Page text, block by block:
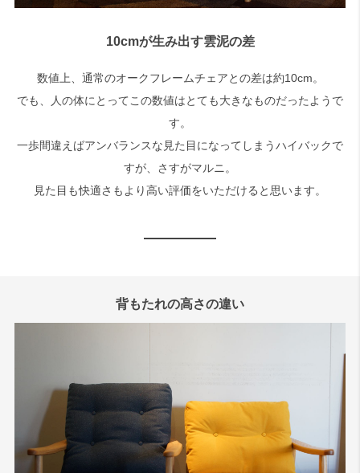
10cmが生み出す雲泥の差
数値上、通常のオークフレームチェアとの差は約10cm。
でも、人の体にとってこの数値はとても大きなものだったようで
す。
一歩間違えばアンバランスな見た目になってしまうハイバックで
すが、さすがマルニ。
見た目も快適さもより高い評価をいただけると思います。
背もたれの高さの違い